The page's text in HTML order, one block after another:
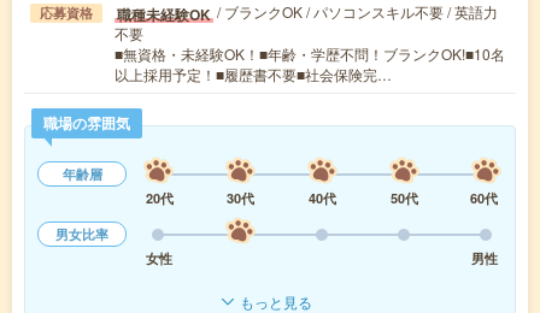
応募資格 職種未経験OK / ブランクOK / パソコンスキル不要 / 英語力
不要
■無資格・未経験OK！■年齢・学歴不問！ブランクOK!■10名
以上採用予定！■履歴書不要■社会保険完…
職場の雰囲気
年齢層
20代
30代 40代 50代
60代
男女比率
女性
男性
もっと見る